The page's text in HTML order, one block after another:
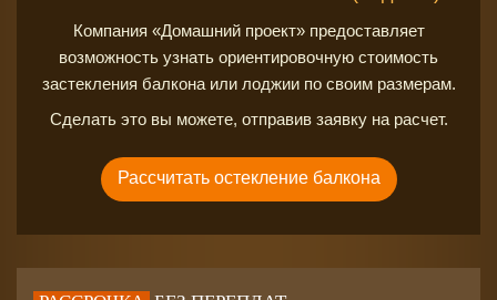
Компания «Домашний проект» предоставляет
возможность узнать ориентировочную стоимость
застекления балкона или лоджии по своим размерам.
Сделать это вы можете, отправив заявку на расчет.
Рассчитать остекление балкона